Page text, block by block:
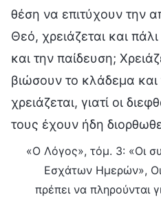
θέση να επιτύχουν την
Θεό, χρειάζεται και
και την παίδευση;
βιώσουν το κλάδεμα και
χρειάζεται, γιατί οι
τους έχουν ήδη
«Ο Λόγος», τόμ. 3: «Οι
Εσχάτων Ημερών»,
πρέπει να πληρούνται